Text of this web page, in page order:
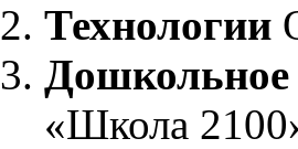
Технологии
Дошкольное
«Школа